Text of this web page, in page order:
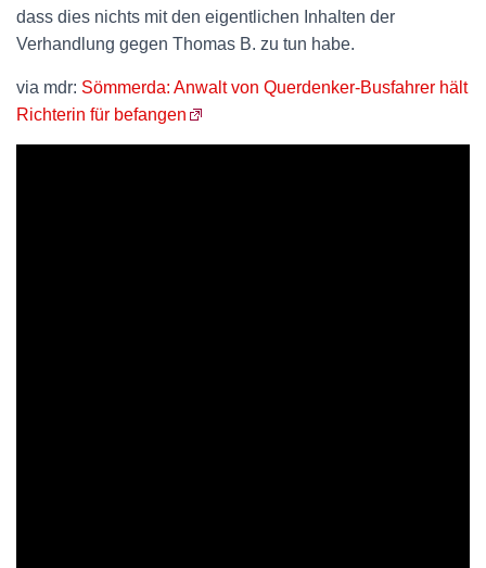
dass dies nichts mit den eigentlichen Inhalten der
Verhandlung gegen Thomas B. zu tun habe.
via mdr: Sömmerda: Anwalt von Querdenker-Busfahrer hält
Richterin für befangen